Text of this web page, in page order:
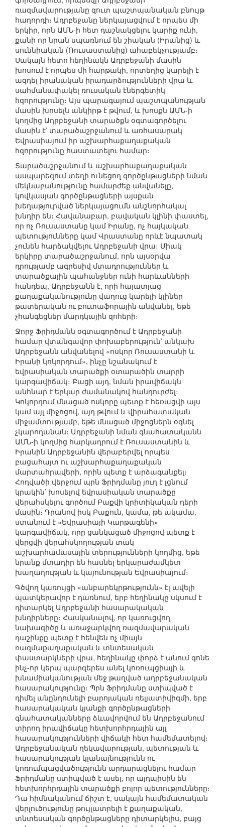
ռազմավարությանը զուտ պաշտպանական բնույթ
հաղորդի։ Ադրբեջանը ներկայացվում է որպես մի
երկիր, որն ԱՄՆ-ի հետ դաշնակցելու կարիք ունի,
քանի որ նրան սպառնում են շիական (Իրանից) և
սուննիական (Ռուսաստանից) ահաբեկչությամբ։
Սակայն հետո հեղինակն Ադրբեջանի մասին
խոսում է որպես մի հարթակի, որտեղից կարելի է
ազդել իրանական իրադարձությունների վրա և
սահմանափակել ռուսական էներգետիկ
հզորությունը։ Այս պարագայում պաշտպանության
մասին խոսելն անկիրթ է թվում, և խոսքն ԱՄՆ-ի
կողմից Ադրբեջանի տարածքն օգտագործելու
մասին է՝ տարածաշրջանում և առհասարակ
Եվրասիայում իր աշխարհաքաղաքական
հզորությունը հաստատելու համար։
Տարածաշրջանում և աշխարհաքաղաքական
ասպարեզում տեղի ունեցող գործընթացների նման
մեկնաբանությունը համարժեք անվանելը,
կովկասյան գործընթացների այսքան
խեղաթյուրված ներկայացումն անշնորհակալ
խնդիր են։ Հավանաբար, բավական կլինի փաստել,
որ ոչ Ռուսաստանը կամ Իրանը, ոչ հայկական
պետությունները կամ Վրաստանը որևէ նպատակ
չունեն հարձակվելու Ադրբեջանի վրա։ Միակ
երկիրը տարածաշրջանում, որն այսօրվա
դրությամբ ագրեսիվ մտադրություններ և
տարածքային պահանջներ ունի հարևանների
հանդեպ, Ադրբեջանն է, որի հայատյաց
քաղաքականությունը վաղուց կարելի կլիներ
թատերական ու բուտաֆորային անվանել, եթե
չհանգեցներ մարդկային զոհերի։
Ջորջ Ֆրիդմանն օգտագործում է Ադրբեջանի
համար վտանգավոր փոխաբերություն՝ անկախ
Ադրբեջանն անվանելով «ոսկոր Ռուսաստանի և
Իրանի կոկորդում», ինչը նշանակում է
եվրասիական տարածքի օտարածին տարրի
կարգավիճակ։ Բացի այդ, նման իրավիճակն
անհնար է երկար ժամանակով հանդուրժել։
Կոկորդում մնացած ոսկորը պետք է հեռացվի այս
կամ այլ միջոցով, այդ թվում և վիրահատական
միջամտությամբ, եթե մնացած միջոցներն օգնել
չկարողանան։ Ադրբեջանի նման գնահատականն
ԱՄՆ-ի կողմից հարկադրում է Ռուսաստանին և
Իրանին Ադրբեջանին վերաբերվել որպես
բացահայտ ու աշխարհաքաղաքական
մարտահրավերի, որին պետք է արձագանքել։
Հոդվածի վերջում պրն Ֆրիդմանը յուղ է լցնում
կրակին՝ խոսելով եվրասիական տարածքը
վերահսկելու գործում Բաքվի կրիտիկական դերի
մասին։ Դրանով իսկ Բաքուն, կամա, թե ակամա,
ստանում է «Եվրասիայի Կարթագենի»
կարգավիճակ, որը ցանկացած միջոցով պետք է
վերցվի վերահսկողության տակ
աշխարհամասային տերությունների կողմից, եթե
նրանք մտադիր են հասնել երկարաժամկետ
խաղաղության և կայունության Եվրասիայում։
Գծվող կառույցի «անբարեկրթությունն» էլ ավելի
պատկերավոր է դառնում, երբ հեղինակը սկսում է
դիտարկել Ադրբեջանի հասարակական
խնդիրները։ Հասկանալով, որ կառուցվող
նախագիծը և առաջարկվող ռազմավարական
դաշինքը պետք է հենվեն ոչ միայն
ռազմաքաղաքական և տնտեսական
փաստարկների վրա, հեղինակը փորձ է անում գոնե
ինչ-որ կերպ պարզերես անել կոռուպցիայի և
խնամիականության մեջ թաղված ադրբեջանական
հասարակությունը։ Պրն Ֆրիդմանը ստիպված է
դիմել անընդունելի բարոյական ռելյատիվիզմի, երբ
հասարակական կյանքի գործընթացների
գնահատականները ձևավորվում են Ադրբեջանում
տիրող իրավիճակը հետխորհրդային այլ
հասարակությունների վիճակի հետ համեմատելով։
Ադրբեջանական ղեկավարության, պետության և
հասարակության կլանայնությունն ու
կոռումպացվածությունն արդարացնելու համար
Ֆրիդմանը ստիպված է ասել, որ այդպիսին են
հետխորհրդային տարածքի բոլոր պետությունները։
Դա հիմնականում ճիշտ է, սակայն համեմատական
վերլուծությունը թույլատրելի է քաղաքական,
տնտեսական գործընթացները դիտարկելիս, բայց